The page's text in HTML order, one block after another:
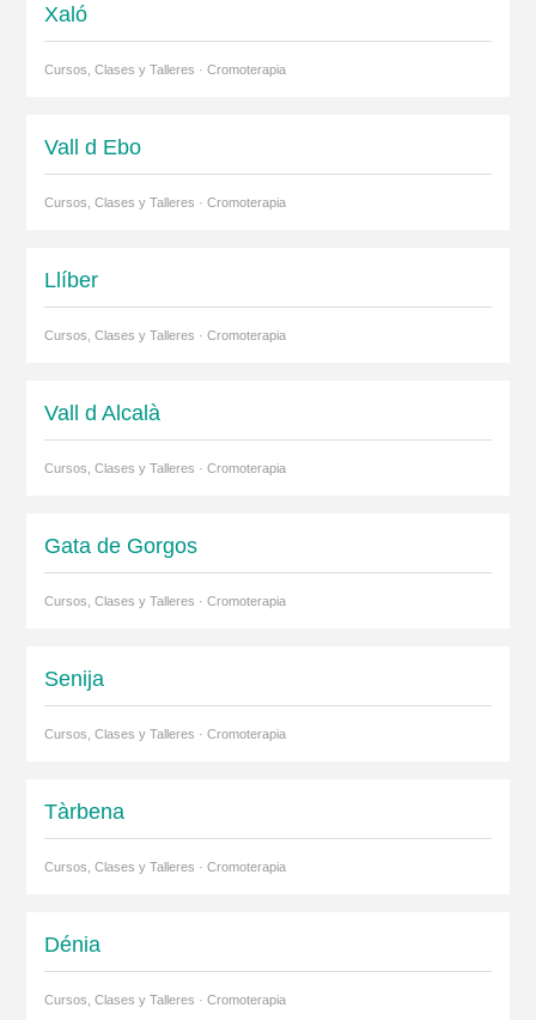
Xaló
Cursos, Clases y Talleres · Cromoterapia
Vall d Ebo
Cursos, Clases y Talleres · Cromoterapia
Llíber
Cursos, Clases y Talleres · Cromoterapia
Vall d Alcalà
Cursos, Clases y Talleres · Cromoterapia
Gata de Gorgos
Cursos, Clases y Talleres · Cromoterapia
Senija
Cursos, Clases y Talleres · Cromoterapia
Tàrbena
Cursos, Clases y Talleres · Cromoterapia
Dénia
Cursos, Clases y Talleres · Cromoterapia